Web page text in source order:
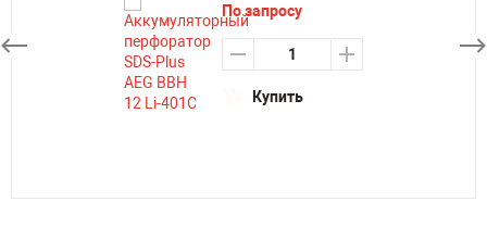
По запросу
Купить